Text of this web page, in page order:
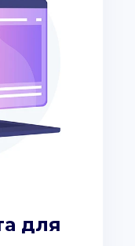
для